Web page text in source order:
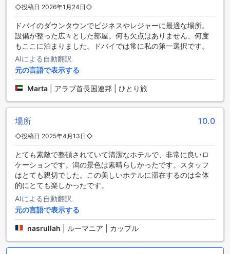
車場も完備しています。さらに、レンタカーサービスもご利
用いただけますので、自由に街を探索することができます。
チケットの手配もお任せください。さまざまなイベントやア
トラクションのチケットを手に入れることができます。
カールトン タワー ホテルでは、駐車場が敷地内にあります
が、一部料金がかかりますのでご了承ください。快適な交通
施設を備えたカールトン タワー ホテルで、ドバイの滞在を思
い切り楽しんでください。
贅沢な設備が揃ったカールトン タワー ホテルの客室設備
カールトン タワー ホテルは、ドバイで最高のホテルの一つ
で、快適な滞在を提供します。客室設備には、エアコン、毎
日の新聞、ヘアドライヤー、テレビ、ミニバー、衛星/ケーブ
ルテレビが含まれています。エアコンは、常に快適な室温を
保つために利用できます。毎日の新聞は、最新のニュースや
情報にアクセスするのに便利です。ヘアドライヤーは、旅行
中に髪を乾かすのに便利なアイテムです。テレビは、リラッ
クスした時間を過ごすのに最適で、ミニバーには飲み物やお
菓子が用意されています。さらに、衛星/ケーブルテレビを通
じて、多くのチャンネルからお好みの番組を楽しむことがで
きます。
カールトン タワー ホテルの充実したダイニング施設
◇投稿日 2026年1月24日◇
ドバイのダウンタウンでビジネスやレジャーに最適な場所。
設備が整った広々とした部屋。何も欠点はありません、何度
もここに泊まりました。ドバイでは常に私の第一選択です。
AIによる自動翻訳
元の言語で表示する
Marta アラブ首長国連邦 | ひとり旅
場所 10.0
◇投稿日 2025年4月13日◇
とても素敵で整頓されていて清潔なホテルで、非常に良いロ
ケーションです。潟の景色は素晴らしかったです。スタッフ
はとても親切でした。この美しいホテルに滞在するのは全体
的にとても楽しかったです。
AIによる自動翻訳
元の言語で表示する
nasrullah ルーマニア | カップル